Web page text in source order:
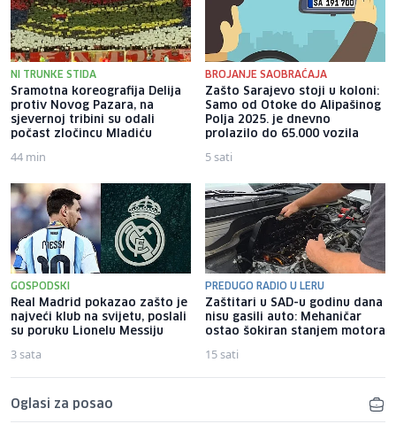
NI TRUNKE STIDA
Sramotna koreografija Delija
protiv Novog Pazara, na
sjevernoj tribini su odali
počast zločincu Mladiću
44 min
BROJANJE SAOBRAĆAJA
Zašto Sarajevo stoji u koloni:
Samo od Otoke do Alipašinog
Polja 2025. je dnevno
prolazilo do 65.000 vozila
5 sati
GOSPODSKI
Real Madrid pokazao zašto je
najveći klub na svijetu, poslali
su poruku Lionelu Messiju
3 sata
PREDUGO RADIO U LERU
Zaštitari u SAD-u godinu dana
nisu gasili auto: Mehaničar
ostao šokiran stanjem motora
15 sati
Oglasi za posao